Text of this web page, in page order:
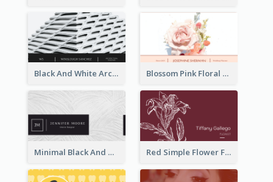
Black And White Architecture Photo Business Card Blossom Pink Floral Photo Business Card
Minimal Black And White Textures Business Card Red Simple Flower Florist Business Card